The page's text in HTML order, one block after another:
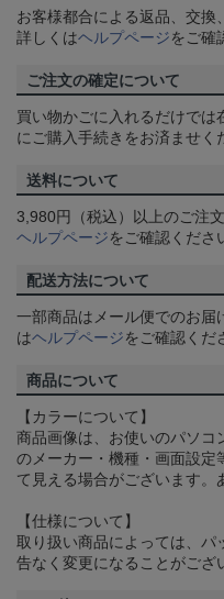
お客様都合による返品、交換
詳しくはヘルプページをご確
ご注文の確定について
買い物かごに入れるだけでは
にご購入手続きをお済ませく
送料について
3,980円（税込）以上のご注
ヘルプページをご確認くださ
配送方法について
一部商品はメール便でのお届
はヘルプページをご確認くだ
商品について
【カラーについて】
商品画像は、お使いのパソコ
のメーカー・機種・画面設定
て見える場合がございます。
【仕様について】
取り扱い商品によっては、パ
告なく変更になることがござ